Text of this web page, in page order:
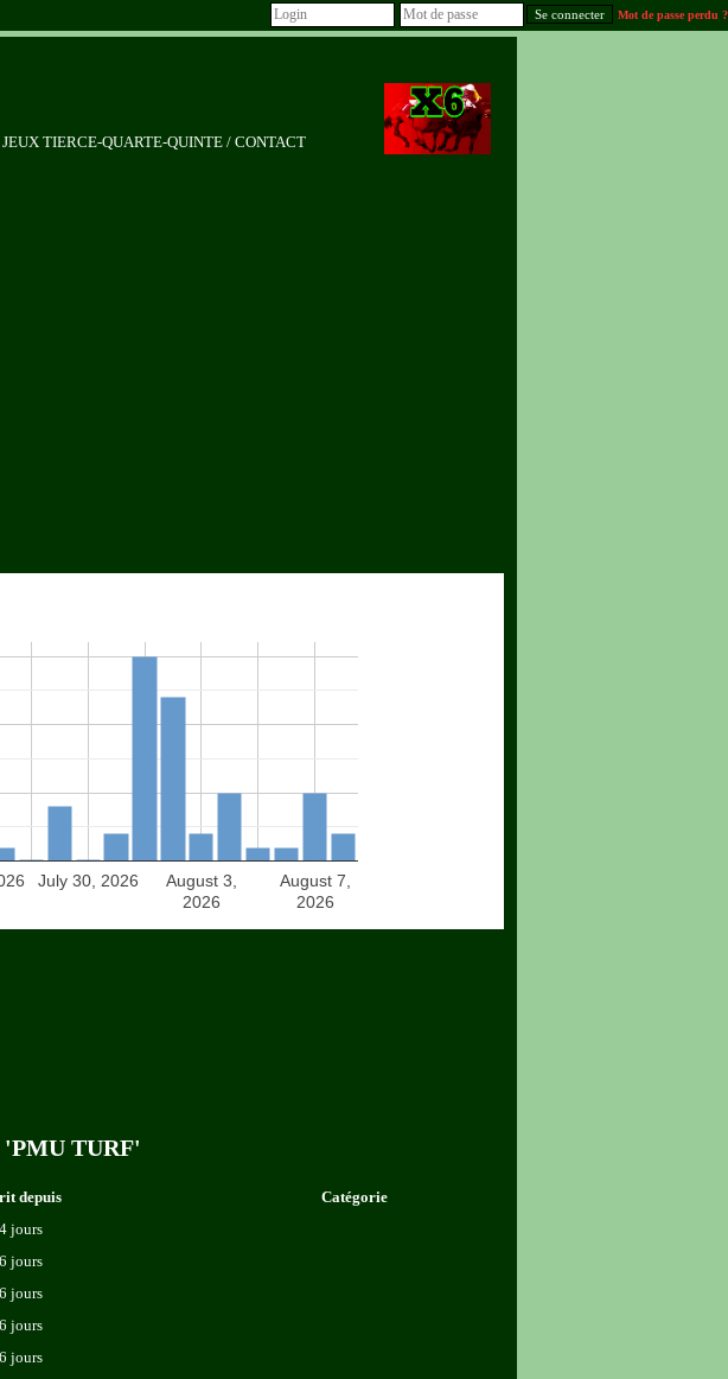
Mot de passe perdu ?
TIERCE-QUARTE-QUINTE / CONTACT
July 30, 2026
August 3,
2026
August 7,
2026
'PMU TURF'
depuis
Catégorie
jours
jours
jours
jours
jours